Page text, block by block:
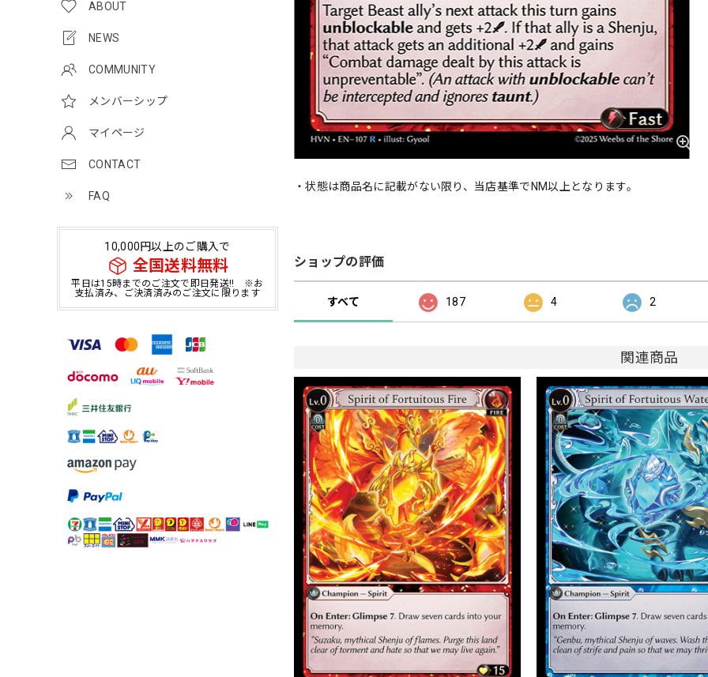
ABOUT
NEWS
COMMUNITY
メンバーシップ
マイページ
CONTACT
FAQ
10,000円以上のご購入で
全国送料無料
平日は15時までのご注文で即日発送!! ※お
支払済み、ご決済済みのご注文に限ります
・状態は商品名に記載がない限り、当店基準でNM以上となります。
ショップの評価
すべて 187 4 2
関連商品